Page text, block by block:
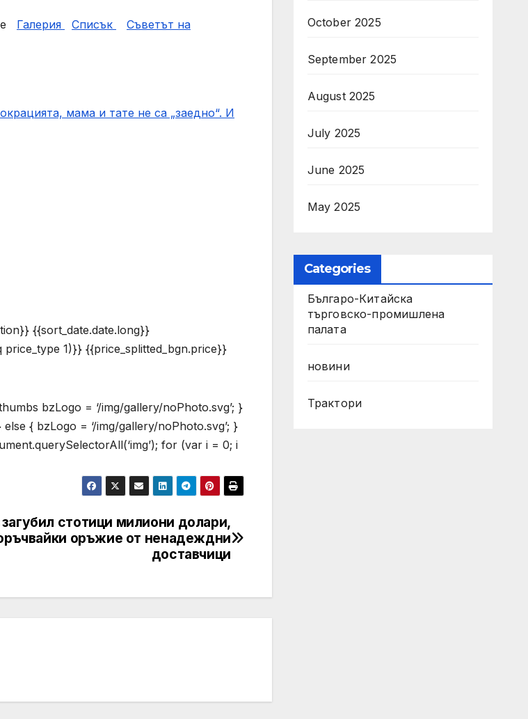
Галерия Списък
Съветът на
мама и тате не са „заедно“. И
{{sort_date.date.long}}
1)}} {{price_splitted_bgn.price}}
bzLogo = ‘/img/gallery/noPhoto.svg’; }
{ bzLogo = ‘/img/gallery/noPhoto.svg’; }
for (var i = 0; i
стотици милиони долари,
оръжие от ненадеждни
доставчици
October 2025
September 2025
August 2025
July 2025
June 2025
May 2025
Categories
Българо-Китайска
търговско-промишлена
палата
новини
Трактори